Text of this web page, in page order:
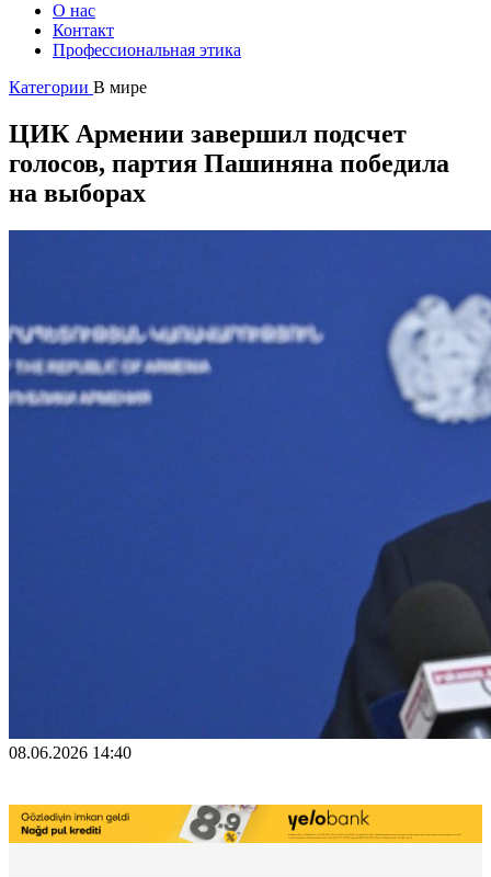
О нас
Контакт
Профессиональная этика
Категории В мире
ЦИК Армении завершил подсчет
голосов, партия Пашиняна победила
на выборах
08.06.2026 14:40